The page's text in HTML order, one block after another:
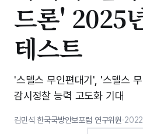
드론' 2025
테스트
'스텔스 무인편대기', '스텔스
감시정찰 능력 고도화 기대
김민석 한국국방안보포럼 연구위원·